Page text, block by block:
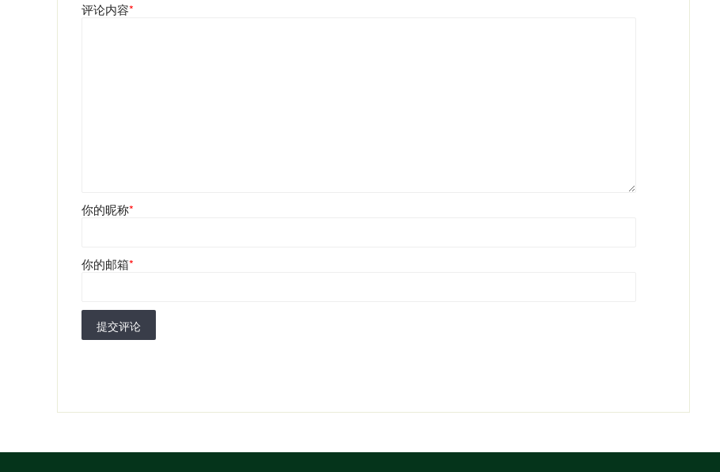
评论内容*
你的昵称*
你的邮箱*
提交评论